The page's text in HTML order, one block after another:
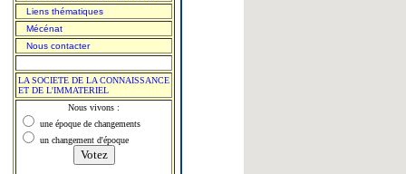
Liens thématiques
Mécénat
Nous contacter
LA SOCIETE DE LA CONNAISSANCE
ET DE L'IMMATERIEL
Nous vivons :
une époque de changements
un changement d'époque